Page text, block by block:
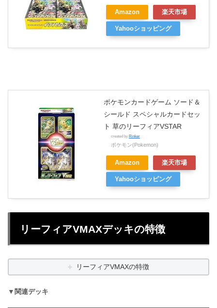
Amazon 楽天市場
Yahooショッピング
ポケモンカードゲーム ソード＆
シールド スペシャルカードセッ
ト 草のリーフィアVSTAR
created by Rinker
ポケモン(Pokemon)
Amazon 楽天市場
Yahooショッピング
リーフィアVMAXデッキの特徴
リーフィアVMAXの特徴
▼ 関連デッキ